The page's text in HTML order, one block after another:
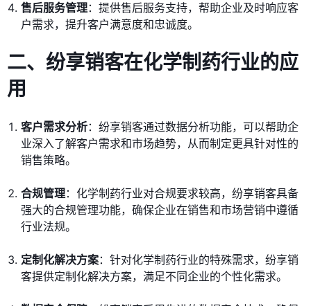
售后服务管理：提供售后服务支持，帮助企业及时响应客
户需求，提升客户满意度和忠诚度。
二、纷享销客在化学制药行业的应
用
客户需求分析：纷享销客通过数据分析功能，可以帮助企
业深入了解客户需求和市场趋势，从而制定更具针对性的
销售策略。
合规管理：化学制药行业对合规要求较高，纷享销客具备
强大的合规管理功能，确保企业在销售和市场营销中遵循
行业法规。
定制化解决方案：针对化学制药行业的特殊需求，纷享销
客提供定制化解决方案，满足不同企业的个性化需求。